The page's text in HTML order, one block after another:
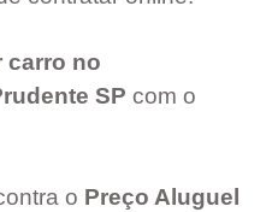
carro no
SP com o
o Preço Aluguel